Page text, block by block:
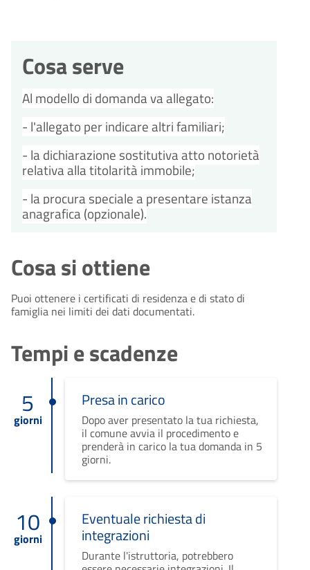
Cosa serve
Al modello di domanda va allegato:
- l'allegato per indicare altri familiari;
- la dichiarazione sostitutiva atto notorietà
relativa alla titolarità immobile;
- la procura speciale a presentare istanza
anagrafica (opzionale).
Cosa si ottiene
Puoi ottenere i certificati di residenza e di stato di
famiglia nei limiti dei dati documentati.
Tempi e scadenze
5
giorni
Presa in carico
Dopo aver presentato la tua richiesta,
il comune avvia il procedimento e
prenderà in carico la tua domanda in 5
giorni.
10
giorni
Eventuale richiesta di
integrazioni
Durante l'istruttoria, potrebbero